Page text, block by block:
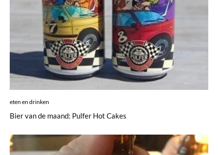
eten en drinken
Bier van de maand: Pulfer Hot Cakes